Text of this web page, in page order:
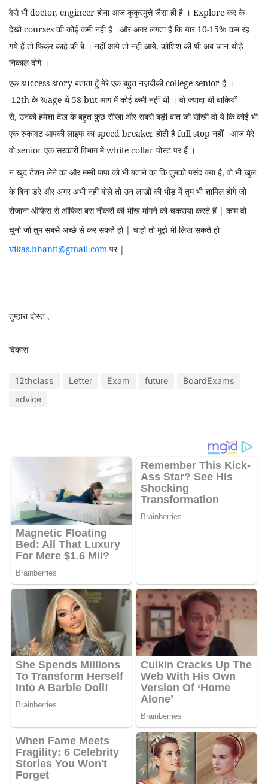
वैसे भीdoctor, engineer होना आज कुकुरमुत्ते जैसा ही है । Explore कर के
देखोcourses की कोई कमी नहीं है ।और अगर लगता है कि यार 10-15% कम रह
गये हैं तो फिक्र काहे की बे । नहीं आये तो नहीं आये, कोशिश की थी अब जान थोड़े
निकाल दोगे ।
एकsuccess story बताता हूँ मेरे एक बहुत नज़दीकीcollege senior हैं ।
12th के %age थे58 but आग में कोई कमी नहीं थी । वो ज्यादा थी बाकियों
से, उनको हमेशा देख के बहुत कुछ सीखा और सबसे बड़ी बात जो सीखी वो ये कि कोई भी
एक रुकावट आपकी लाइफ काspeed breaker होती है full stop नहीं ।आज मेरे
वोsenior एक सरकारी विभाग मेंwhite collar पोस्ट पर हैं ।
न खुद टेंशन लेने का और मम्मी पापा को भी बताने का कि तुमको पसंद क्या है, वो भी खुल
के बिना डरे और अगर अभी नहीं बोले तो उन लाखों की भीड़ में तुम भी शामिल होगे जो
रोजाना ऑफिस से ऑफिस बस नौकरी की भीख मांगने को चकराया करते हैं | काम वो
चुनो जो तुम सबसे अच्छे से कर सकते हो | चाहो तो मुझे भी लिख सकते हो
vikas.bhanti@gmail.com पर |
तुम्हारा दोस्त ,
विकास
12thclass Letter Exam future
BoardExams
advice